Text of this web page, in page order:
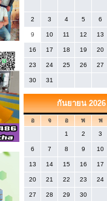
2 3 4 5 6
9 10 11 12 13
16 17 18 19 20
23 24 25 26 27
30 31
กันยายน 2026
อ จ อ พ พ
1
2 3
6 7 8 9 10
13 14 15 16 17
20 21 22 23 24
27 28 29 30